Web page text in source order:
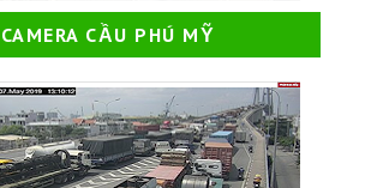
CAMERA CẦU PHÚ MỸ